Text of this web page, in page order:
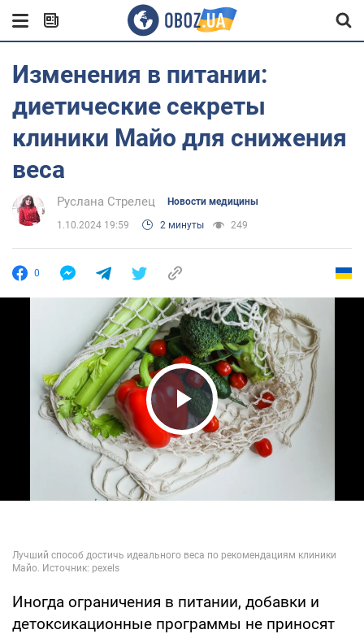
Изменения в питании:
диетические секреты
клиники Майо для снижения
веса
Руслана Стрелец Новости медицины
1.10.2024 19:59 2 минуты 249
0
Play Video
Иногда ограничения в питании, добавки и
детоксикационные программы не приносят